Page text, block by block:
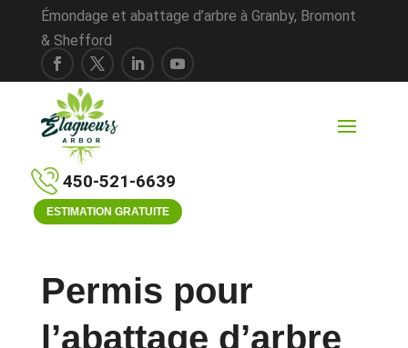
Émondage et abattage d’arbre à Granby, Bromont
& Shefford
450-521-6639
ESTIMATION GRATUITE
Permis pour
l’abattage d’arbre